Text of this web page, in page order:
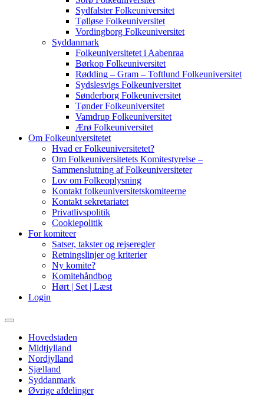
Sydfalster Folkeuniversitet
Tølløse Folkeuniversitet
Vordingborg Folkeuniversitet
Syddanmark
Folkeuniversitetet i Aabenraa
Børkop Folkeuniversitet
Rødding – Gram – Toftlund Folkeuniversitet
Sydslesvigs Folkeuniversitet
Sønderborg Folkeuniversitet
Tønder Folkeuniversitet
Vamdrup Folkeuniversitet
Ærø Folkeuniversitet
Om Folkeuniversitetet
Hvad er Folkeuniversitetet?
Om Folkeuniversitetets Komitestyrelse –
Sammenslutning af Folkeuniversiteter
Lov om Folkeoplysning
Kontakt folkeuniversitetskomiteerne
Kontakt sekretariatet
Privatlivspolitik
Cookiepolitik
For komiteer
Satser, takster og rejseregler
Retningslinjer og kriterier
Ny komite?
Komitehåndbog
Hørt | Set | Læst
Login
Primary
Hovedstaden
Midtjylland
Nordjylland
Sjælland
Syddanmark
Øvrige afdelinger